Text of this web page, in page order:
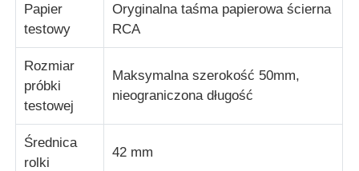
Sprzęt do badania opakowań
Sprzęt do badań klejnotów
maszyna do testowania tkanin
Papier
testowy
Oryginalna taśma papierowa ścierna
RCA
Rozmiar
próbki
testowej
Maksymalna szerokość 50mm,
nieograniczona długość
Średnica
rolki
42 mm